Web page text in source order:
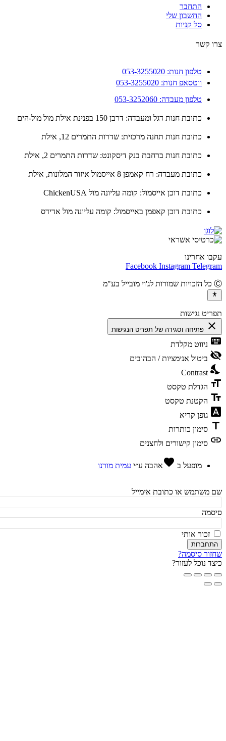
התחבר
החשבון שלי
סל קניות
קשר
טלפון חנות: 053-3255020
ווטסאפ חנות: 053-3255020
טלפון מעבדה: 053-3252060
כתובת חנות דגל ומעבדה: דרבן 150 בפנינת אילת מול מול-הים
כתובת חנות תחנה מרכזית: שדרות התמרים 12, אילת
כתובת חנות ברחבת בנק דיסקונט: שדרות התמרים 2, אילת
כתובת מעבדה: רח קאמפן 8 אייסמול איזור המלונות, אילת
כתובת דוכן אייסמול: קומה עליונה מול ChickenUSA
כתובת דוכן קאפמן באייסמול: קומה עליונה מול אדידס
אחרינו
Facebook Instagram
נגישות
פתיחה וסגירה של תפריט הנגישות
ניווט מקלדת
ביטול אנימציות / הבהובים
Contrast
הגדלת טקסט
הקטנת טקסט
גופן קריא
סימון כותרות
סימון קישורים ולחצנים
מופעל בfavorite אהבהע״י עמית מורנו
או כתובת אימייל
זכור אותי
סיסמה?
נוכל לעזור?